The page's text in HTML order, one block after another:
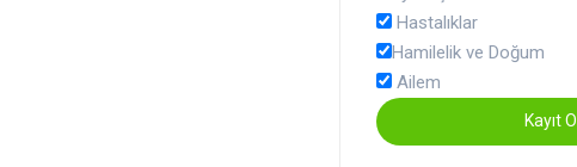
Hastalıklar
Hamilelik ve Doğum
Ailem
Kayıt Ol